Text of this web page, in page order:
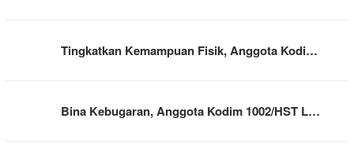
Tingkatkan Kemampuan Fisik, Anggota Kodi…
Bina Kebugaran, Anggota Kodim 1002/HST L…